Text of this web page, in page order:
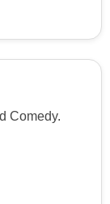
Comedy.